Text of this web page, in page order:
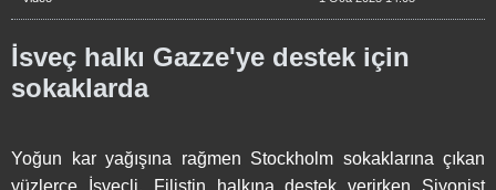
İsveç halkı Gazze'ye destek için
sokaklarda
Yoğun kar yağışına rağmen Stockholm sokaklarına çıkan
yüzlerce İsveçli, Filistin halkına destek verirken Siyonist